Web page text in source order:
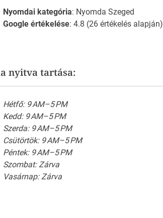
Nyomdai kategória: Nyomda Szeged
Google értékelése: 4.8 (26 értékelés alapján)
nyitva tartása:
Hétfő: 9 AM–5 PM
Kedd: 9 AM–5 PM
Szerda: 9 AM–5 PM
Csütörtök: 9 AM–5 PM
Péntek: 9 AM–5 PM
Szombat: Zárva
Vasárnap: Zárva